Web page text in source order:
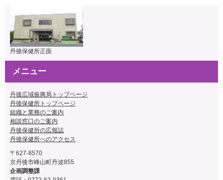
丹後保健所正面
メニュー
丹後広域振興局トップページ
丹後保健所トップページ
組織と業務のご案内
相談窓口のご案内
丹後保健所の広報誌
丹後保健所へのアクセス
〒627-8570
京丹後市峰山町丹波855
企画調整課